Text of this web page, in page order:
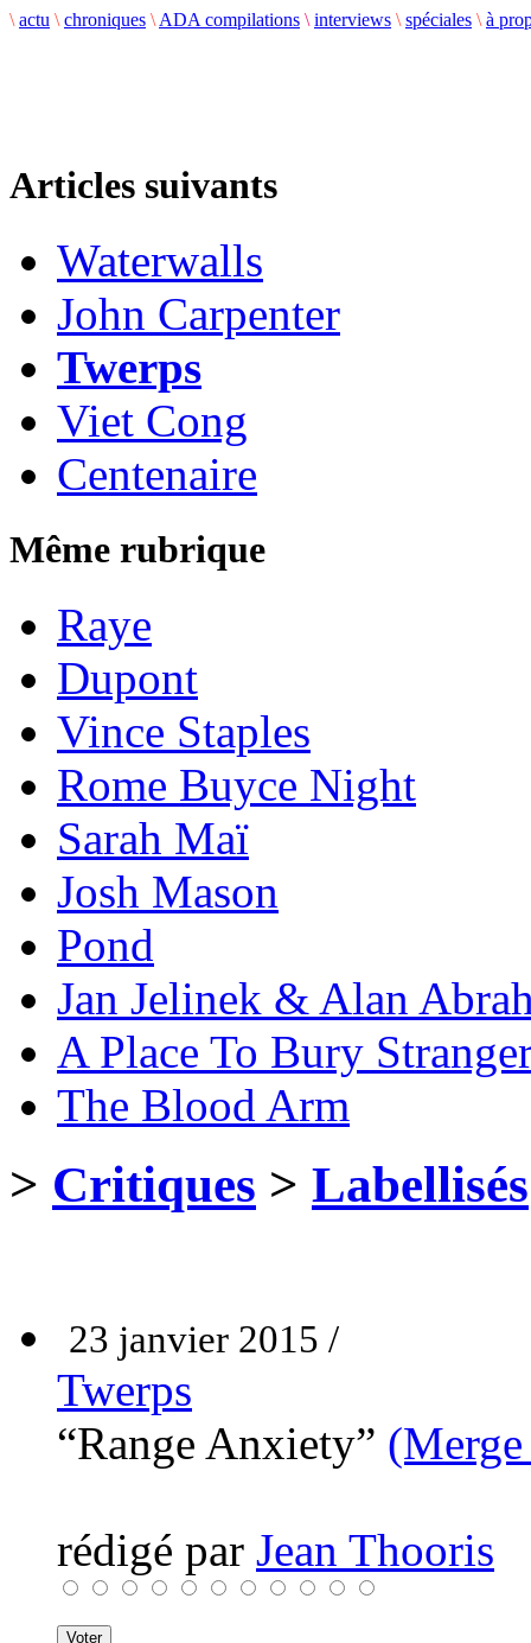
\ actu \ chroniques \ ADA compilations \ interviews \ spéciales \ à
Articles suivants
Waterwalls
John Carpenter
Twerps
Viet Cong
Centenaire
Même rubrique
Raye
Dupont
Vince Staples
Rome Buyce Night
Sarah Maï
Josh Mason
Pond
Jan Jelinek & Alan
A Place To Bury
The Blood Arm
> Critiques > Labellisés
23 janvier 2015 /
Twerps
“Range Anxiety”
rédigé par Jean Thooris